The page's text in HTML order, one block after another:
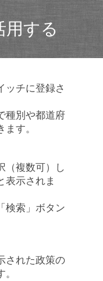
用する
ッチに登録さ
種別や都道府
す。
（複数可）し
表示されま
検索」ボタン
された政策の